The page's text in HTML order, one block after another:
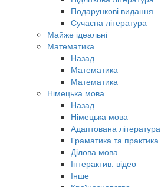
Подарункові видання
Сучасна література
Майже ідеальні
Математика
Назад
Математика
Математика
Німецька мова
Назад
Німецька мова
Адаптована література
Граматика та практика
Ділова мова
Інтерактив. відео
Інше